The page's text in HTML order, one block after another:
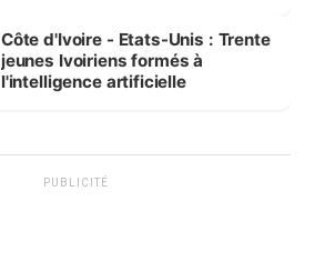
Côte d'Ivoire - Etats-Unis : Trente
jeunes Ivoiriens formés à
l'intelligence artificielle
PUBLICITÉ